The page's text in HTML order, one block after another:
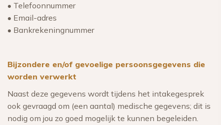
• Telefoonnummer
• Email-adres
• Bankrekeningnummer
Bijzondere en/of gevoelige persoonsgegevens die
worden verwerkt
Naast deze gegevens wordt tijdens het intakegesprek
ook gevraagd om (een aantal) medische gegevens; dit is
nodig om jou zo goed mogelijk te kunnen begeleiden.